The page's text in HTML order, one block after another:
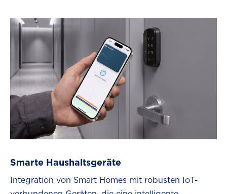
Smarte Haushaltsgeräte
Integration von Smart Homes mit robusten IoT-